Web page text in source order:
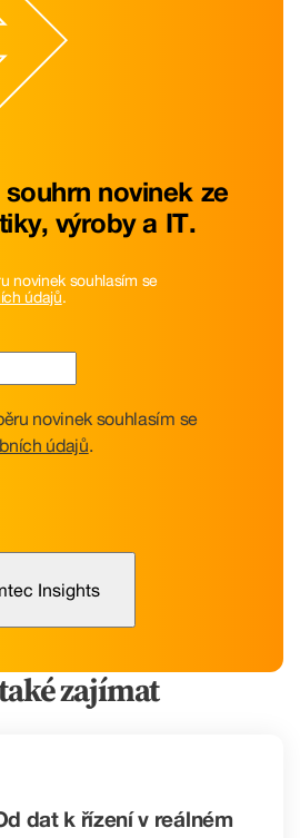
novinek ze
výroby a IT.
novinek souhlasím se
údajů.
novinek souhlasím se
údajů.
zajímat
dat k řízení v reálném